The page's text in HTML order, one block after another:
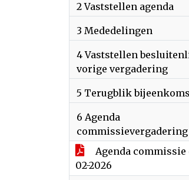
2 Vaststellen agenda
3 Mededelingen
4 Vaststellen
vorige vergadering
5 Terugblik
6 Agenda
commissievergadering
Agenda commissie
02-2026